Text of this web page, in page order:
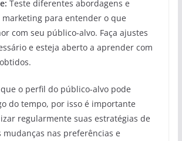
Teste diferentes abordagens e
para entender o que
com seu público-alvo. Faça ajustes
e esteja aberto a aprender com
o perfil do público-alvo pode
do tempo, por isso é importante
regularmente suas estratégias de
mudanças nas preferências e